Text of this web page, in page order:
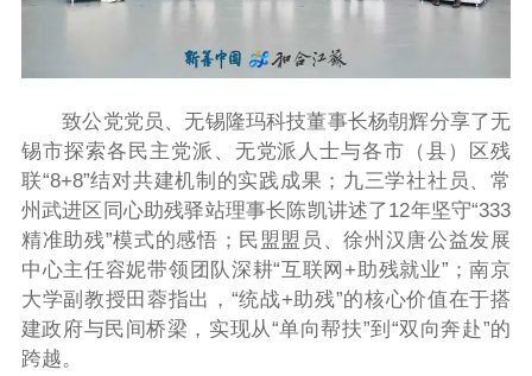
致公党党员、无锡隆玛科技董事长杨朝辉分享了无
锡市探索各民主党派、无党派人士与各市（县）区残
联“8+8”结对共建机制的实践成果；九三学社社员、常
州武进区同心助残驿站理事长陈凯讲述了12年坚守“333
精准助残”模式的感悟；民盟盟员、徐州汉唐公益发展
中心主任容妮带领团队深耕“互联网+助残就业”；南京
大学副教授田蓉指出，“统战+助残”的核心价值在于搭
建政府与民间桥梁，实现从“单向帮扶”到“双向奔赴”的
跨越。